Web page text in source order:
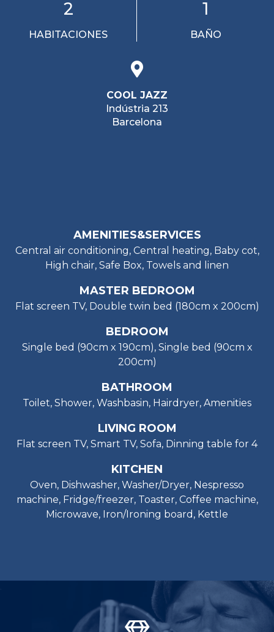
2
HABITACIONES
1
BAÑO
COOL JAZZ
Indústria 213
Barcelona
AMENITIES&SERVICES
Central air conditioning, Central heating, Baby cot,
High chair, Safe Box, Towels and linen
MASTER BEDROOM
Flat screen TV, Double twin bed (180cm x 200cm)
BEDROOM
Single bed (90cm x 190cm), Single bed (90cm x
200cm)
BATHROOM
Toilet, Shower, Washbasin, Hairdryer, Amenities
LIVING ROOM
Flat screen TV, Smart TV, Sofa, Dinning table for 4
KITCHEN
Oven, Dishwasher, Washer/Dryer, Nespresso
machine, Fridge/freezer, Toaster, Coffee machine,
Microwave, Iron/Ironing board, Kettle